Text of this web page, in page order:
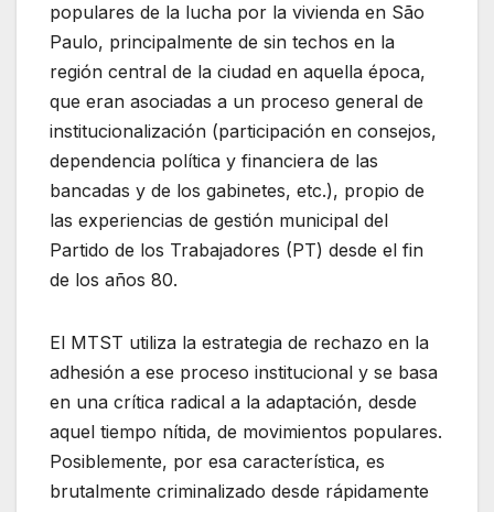
populares de la lucha por la vivienda en São
Paulo, principalmente de sin techos en la
región central de la ciudad en aquella época,
que eran asociadas a un proceso general de
institucionalización (participación en consejos,
dependencia política y financiera de las
bancadas y de los gabinetes, etc.), propio de
las experiencias de gestión municipal del
Partido de los Trabajadores (PT) desde el fin
de los años 80.
El MTST utiliza la estrategia de rechazo en la
adhesión a ese proceso institucional y se basa
en una crítica radical a la adaptación, desde
aquel tiempo nítida, de movimientos populares.
Posiblemente, por esa característica, es
brutalmente criminalizado desde rápidamente